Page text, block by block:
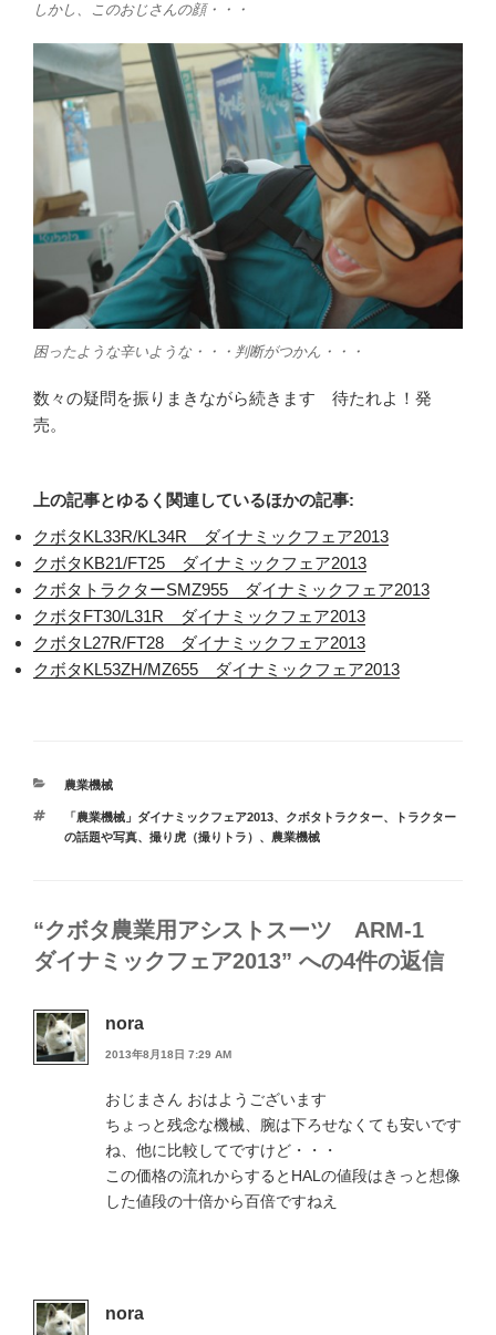
しかし、このおじさんの顔・・・
困ったような辛いような・・・判断がつかん・・・
数々の疑問を振りまきながら続きます 待たれよ！発
売。
上の記事とゆるく関連しているほかの記事:
クボタKL33R/KL34R ダイナミックフェア2013
クボタKB21/FT25 ダイナミックフェア2013
クボタトラクターSMZ955 ダイナミックフェア2013
クボタFT30/L31R ダイナミックフェア2013
クボタL27R/FT28 ダイナミックフェア2013
クボタKL53ZH/MZ655 ダイナミックフェア2013
カ
リ
農業機械
タ
グ
「農業機械」ダイナミックフェア2013、 クボタトラクター、
トラクター
の話題や写真、 撮り虎（撮りトラ） 、 農業機械
“クボタ農業用アシストスーツ ARM-1
ダイナミックフェア2013” への4件の返信
nora
2013年8月18日 7:29 AM
おじまさん おはようございます
ちょっと残念な機械、腕は下ろせなくても安いです
ね、他に比較してですけど・・・
この価格の流れからするとHALの値段はきっと想像
した値段の十倍から百倍ですねえ
nora